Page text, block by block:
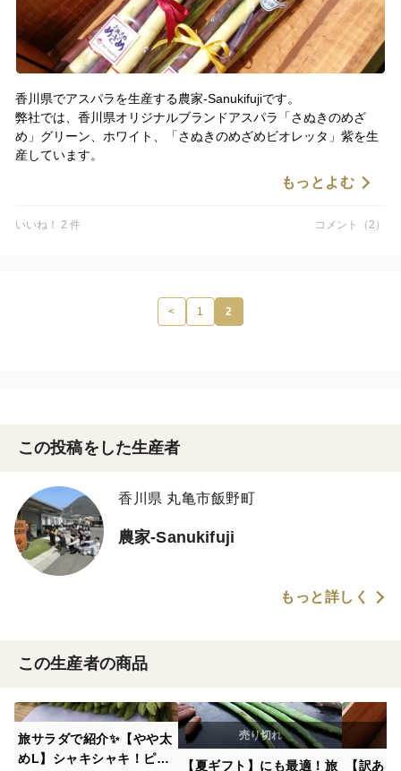
香川県でアスパラを生産する農家-Sanukifujiです。
弊社では、香川県オリジナルブランドアスパラ「さぬきのめざ
め」グリーン、ホワイト、「さぬきのめざめビオレッタ」紫を生
産しています。
以前から、3色のアスパラをプレゼントや、手土産用にセットした
もっとよむ
いいね！ 2 件 コメント（2）
< 1 2
この投稿をした生産者
香川県 丸亀市飯野町
農家-Sanukifuji
もっと詳しく
この生産者の商品
旅サラダで紹介✨【やや太
めL】シャキシャキ！ピン
【夏ギフト】にも最適！旅 【訳あ